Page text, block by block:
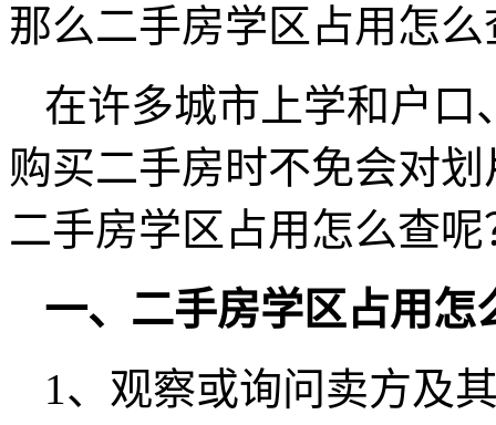
那么二手房学区占用怎么
在许多城市上学和户口
购买二手房时不免会对
二手房学区占用怎么查呢
一、二手房学区占用怎
1、观察或询问卖方及